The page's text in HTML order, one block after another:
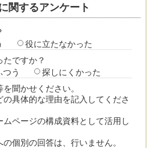
関するアンケート
役に立たなかった
たですか？
つう
探しにくかった
聞かせください。
具体的な理由を記入してくださ
ページの構成資料として活用し
個別の回答は、行いません。